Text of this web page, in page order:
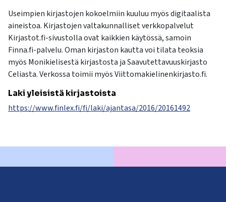
Useimpien kirjastojen kokoelmiin kuuluu myös digitaalista
aineistoa. Kirjastojen valtakunnalliset verkkopalvelut
Kirjastot.fi-sivustolla ovat kaikkien käytössä, samoin
Finna.fi-palvelu. Oman kirjaston kautta voi tilata teoksia
myös Monikielisestä kirjastosta ja Saavutettavuuskirjasto
Celiasta. Verkossa toimii myös Viittomakielinenkirjasto.fi.
Laki yleisistä kirjastoista
https://www.finlex.fi/fi/laki/ajantasa/2016/20161492